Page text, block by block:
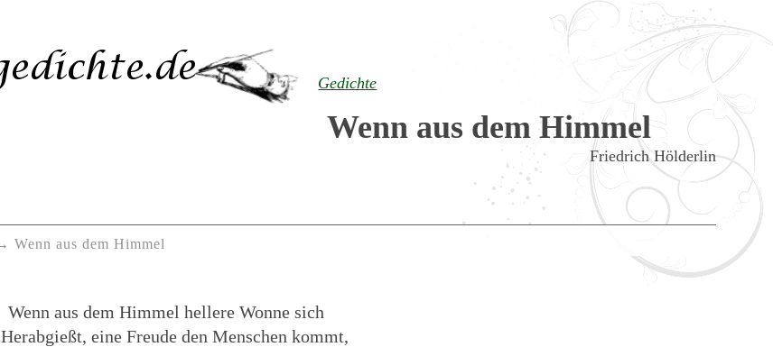
Gedichte
Wenn aus dem Himmel
Friedrich Hölderlin
Wenn aus dem Himmel
Wenn aus dem Himmel hellere Wonne sich
Herabgießt, eine Freude den Menschen kommt,